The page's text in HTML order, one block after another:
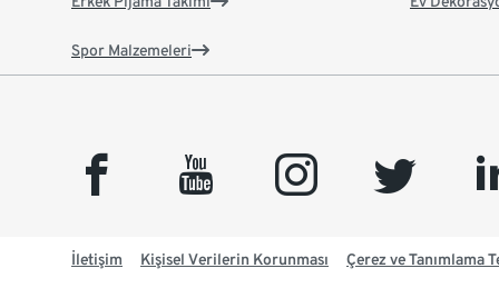
Spor Malzemeleri
facebook youtube instagram twitter
İletişim Kişisel Verilerin Korunması Çerez ve Tanımlama